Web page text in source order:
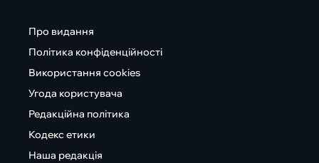
Про видання
Політика конфіденційності
Використання cookies
Угода користувача
Редакційна політика
Кодекс етики
Наша редакція